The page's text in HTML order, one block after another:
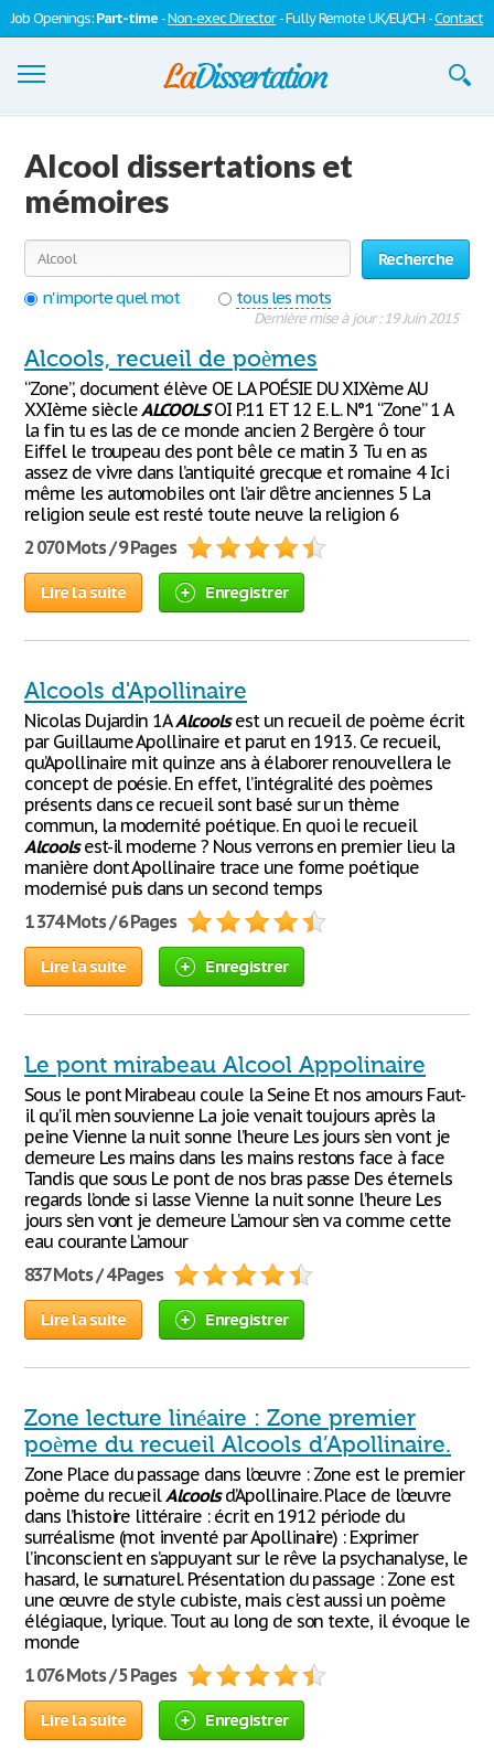
Job Openings:Part-time -Non-exec Director- Fully Remote UK/EU/CH -Contact
S'inscrire
Se connecter
Contactez-nous
Alcool dissertations et
mémoires
Recherche
n'importe quel mot
tous les mots
Dernière mise à jour : 19 Juin 2015
Alcools, recueil de poèmes
“Zone”, document élève OE LA POÉSIE DU XIXème AU
XXIème siècleALCOOLSOI P.11 ET 12 E. L. N°1 “Zone” 1 A
la fin tu es las de ce monde ancien 2 Bergère ô tour
Eiffel le troupeau des pont bêle ce matin 3 Tu en as
assez de vivre dans l’antiquité grecque et romaine 4 Ici
même les automobiles ont l’air d’être anciennes 5 La
religion seule est resté toute neuve la religion 6
2 070 Mots / 9 Pages
Lire la suite Enregistrer
Alcools d'Apollinaire
Nicolas Dujardin 1AAlcoolsest un recueil de poème écrit
par Guillaume Apollinaire et parut en 1913. Ce recueil,
qu’Apollinaire mit quinze ans à élaborer renouvellera le
concept de poésie. En effet, l’intégralité des poèmes
présents dans ce recueil sont basé sur un thème
commun, la modernité poétique. En quoi le recueil
Alcoolsest-il moderne ? Nous verrons en premier lieu la
manière dont Apollinaire trace une forme poétique
modernisé puis dans un second temps
1 374 Mots / 6 Pages
Lire la suite Enregistrer
Le pont mirabeau Alcool Appolinaire
Sous le pont Mirabeau coule la Seine Et nos amours Faut-
il qu’il m’en souvienne La joie venait toujours après la
peine Vienne la nuit sonne l’heure Les jours s’en vont je
demeure Les mains dans les mains restons face à face
Tandis que sous Le pont de nos bras passe Des éternels
regards l’onde si lasse Vienne la nuit sonne l’heure Les
jours s’en vont je demeure L’amour s’en va comme cette
eau courante L’amour
837 Mots / 4 Pages
Lire la suite Enregistrer
Zone lecture linéaire : Zone premier
poème du recueil Alcools d’Apollinaire.
Zone Place du passage dans l’œuvre : Zone est le premier
poème du recueilAlcoolsd’Apollinaire. Place de l’œuvre
dans l’histoire littéraire : écrit en 1912 période du
surréalisme (mot inventé par Apollinaire) : Exprimer
l’inconscient en s’appuyant sur le rêve la psychanalyse, le
hasard, le surnaturel. Présentation du passage : Zone est
une œuvre de style cubiste, mais c'est aussi un poème
élégiaque, lyrique. Tout au long de son texte, il évoque le
monde
1 076 Mots / 5 Pages
Lire la suite Enregistrer